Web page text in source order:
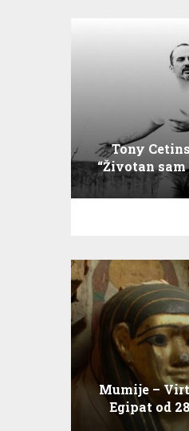
Tony
“Životan
ljudi koji me
Mumije –
Egipat od